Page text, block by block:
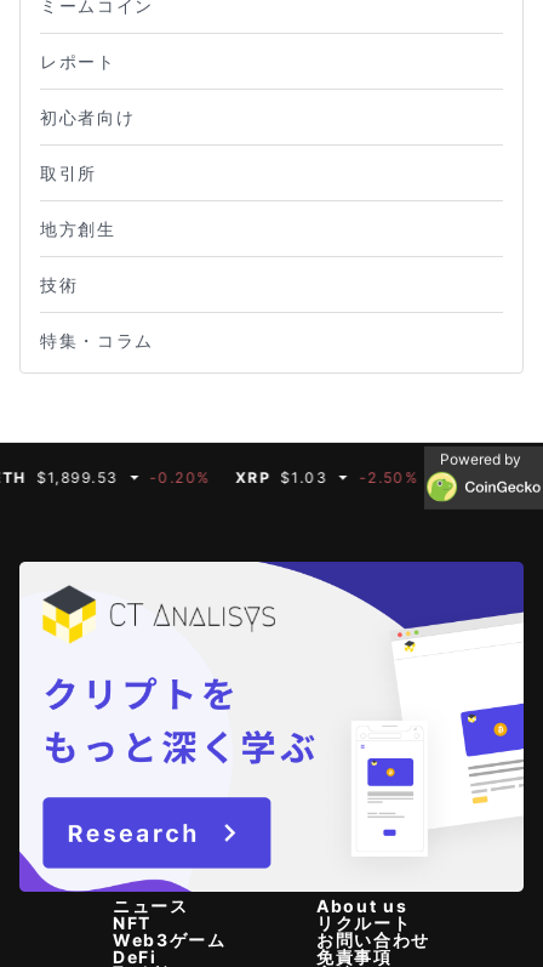
ミームコイン
レポート
初心者向け
取引所
地方創生
技術
特集・コラム
-0.20% XRP $1.03 -2.50% BNB $591.35
Powered by
ニュース
NFT
Web3ゲーム
DeFi
About us
リクルート
お問い合わせ
免責事項